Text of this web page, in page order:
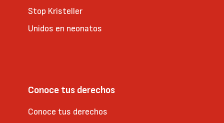
Stop Kristeller
Unidos en neonatos
Conoce tus derechos
Conoce tus derechos